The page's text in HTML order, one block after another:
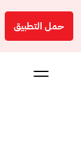
حمل التطبيق